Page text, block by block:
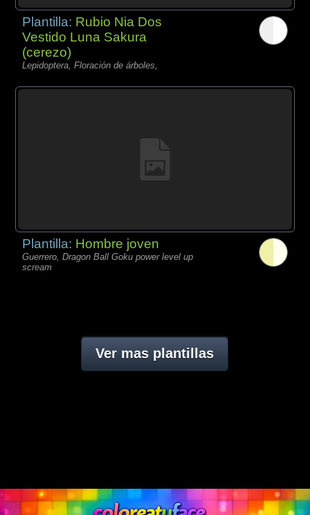
Plantilla: Rubio Nia Dos
Vestido Luna Sakura
(cerezo)
Lepidoptera, Floración de árboles,
Plantilla: Hombre joven
Guerrero, Dragon Ball Goku power level up
scream
Ver mas plantillas